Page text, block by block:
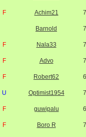
F Achim21
Barnold
F Nala33
F Advo
F Robert62
U Optimist1954
F guwipalu
F Boro R